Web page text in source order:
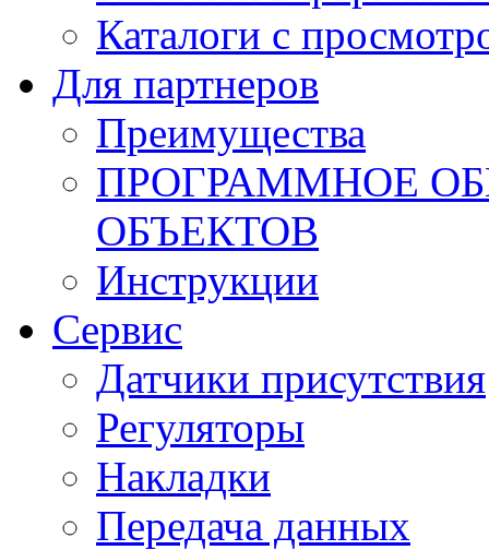
Каталоги с
Для партнеров
Преимущества
ПРОГРАММНОЕ
ОБЪЕКТОВ
Инструкции
Сервис
Датчики присутствия
Регуляторы
Накладки
Передача данных